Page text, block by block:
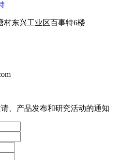
村东兴工业区百事特6楼
、产品发布和研究活动的通知